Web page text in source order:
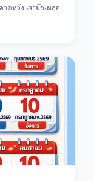
ดหวัง เรามักเผลอ